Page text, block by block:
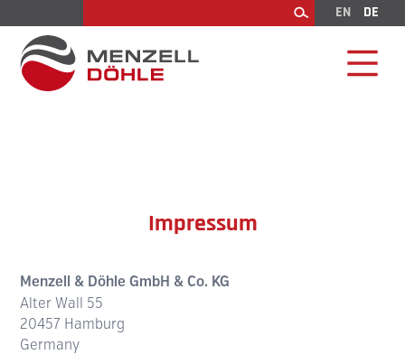
Suchen
EN DE
Impressum
Menzell & Döhle GmbH & Co. KG
Alter Wall 55
20457 Hamburg
Germany